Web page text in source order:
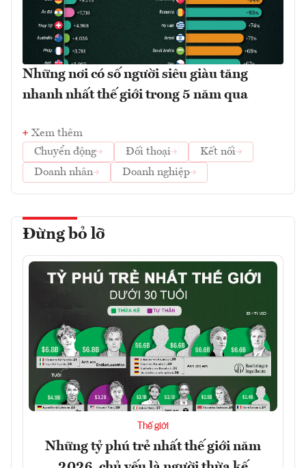
Những nơi có số người siêu giàu tăng
nhanh nhất thế giới trong 5 năm qua
Xem thêm
Chuyển động
Đối thoại
Kết nối
Doanh nhân
Doanh nghiệp
Đừng bỏ lỡ
Thế giới
Những tỷ phú trẻ nhất thế giới năm